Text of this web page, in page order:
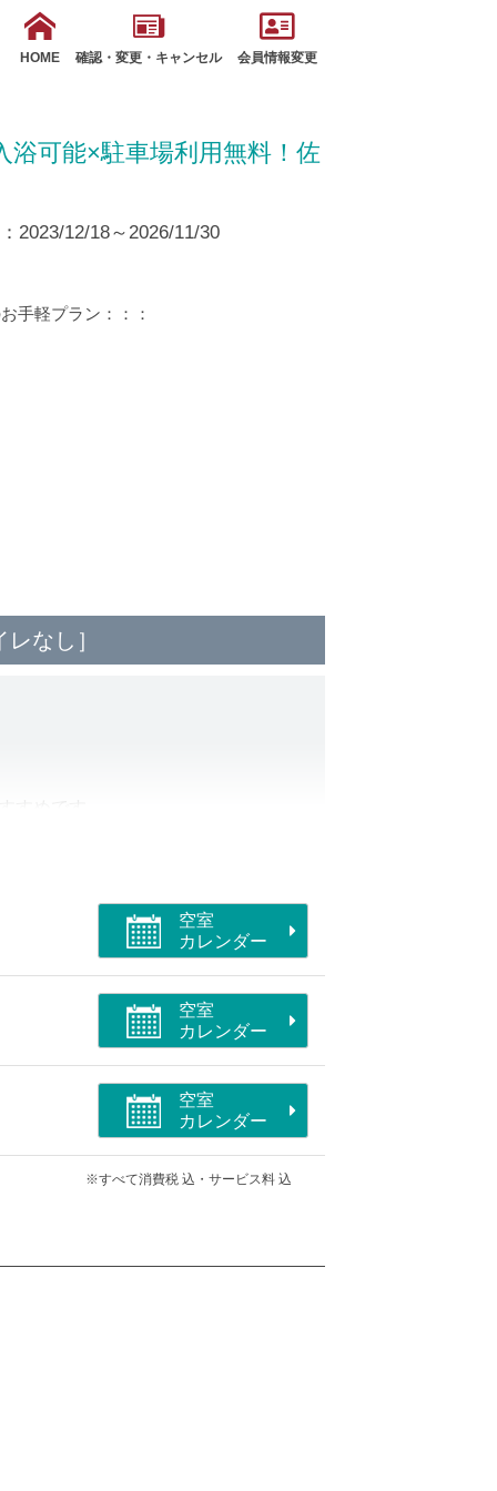
HOME 確認・変更・キャンセル 会員情報変更
浴可能×駐車場利用無料！佐
2023/12/18～2026/11/30
手軽プラン：：：
なし］
すめです
空室
カレンダー
空室
カレンダー
空室
カレンダー
※すべて消費税 込・サービス料 込